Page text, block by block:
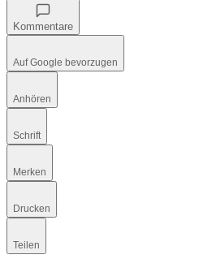
Kommentare
Auf Google bevorzugen
Anhören
Schrift
Merken
Drucken
Teilen